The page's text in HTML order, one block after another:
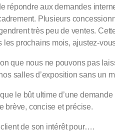
répondre aux demandes
Plusieurs
très peu de ventes.
les prochains mois, ajustez-
que nous ne pouvons pas
nos salles d’exposition sans un
le bût ultime d’une
brève, concise et précise.
de son intérêt pour….